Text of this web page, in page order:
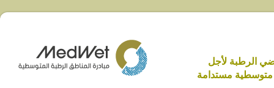
الرطبة لأجل
مستدامة